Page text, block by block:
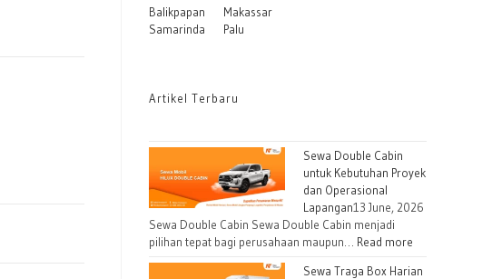
Balikpapan
Samarinda
Makassar
Palu
Artikel Terbaru
Sewa Double Cabin
untuk Kebutuhan Proyek
dan Operasional
Lapangan13 June, 2026
Sewa Double Cabin Sewa Double Cabin menjadi
pilihan tepat bagi perusahaan maupun… Read more
Sewa Traga Box Harian